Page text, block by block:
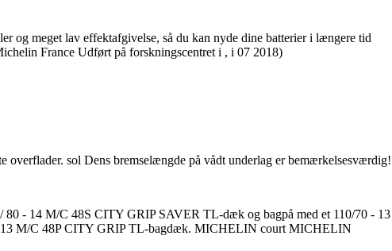
meget lav effektafgivelse, så du kan nyde dine batterier i længere tid
France Udført på forskningscentret i , i 07 2018)
overflader. sol Dens bremselængde på vådt underlag er bemærkelsesværdig!
80 - 14 M/C 48S CITY GRIP SAVER TL-dæk og bagpå med et 110/70 - 13
M/C 48P CITY GRIP TL-bagdæk. MICHELIN court MICHELIN